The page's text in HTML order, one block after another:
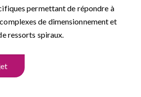
permettant de répondre à
de dimensionnement et
ressorts spiraux.